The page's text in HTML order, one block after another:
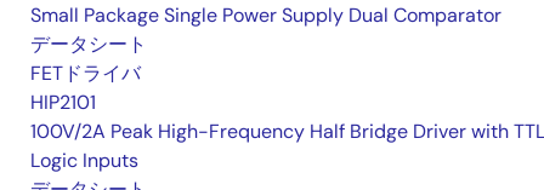
Small Package Single Power Supply Dual Comparator
データシート
FETドライバ
HIP2101
100V/2A Peak High-Frequency Half Bridge Driver with TTL
Logic Inputs